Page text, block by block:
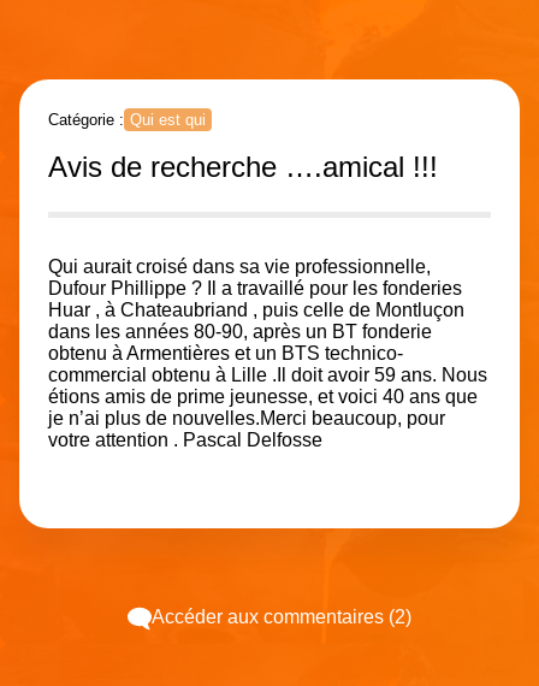
Catégorie : Qui est qui
Avis de recherche ….amical !!!
Qui aurait croisé dans sa vie professionnelle,
Dufour Phillippe ? Il a travaillé pour les fonderies
Huar , à Chateaubriand , puis celle de Montluçon
dans les années 80-90, après un BT fonderie
obtenu à Armentières et un BTS technico-
commercial obtenu à Lille .Il doit avoir 59 ans. Nous
étions amis de prime jeunesse, et voici 40 ans que
je n’ai plus de nouvelles.Merci beaucoup, pour
votre attention . Pascal Delfosse
Accéder aux commentaires (2)